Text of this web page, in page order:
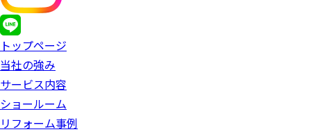
トップページ
当社の強み
サービス内容
ショールーム
リフォーム事例